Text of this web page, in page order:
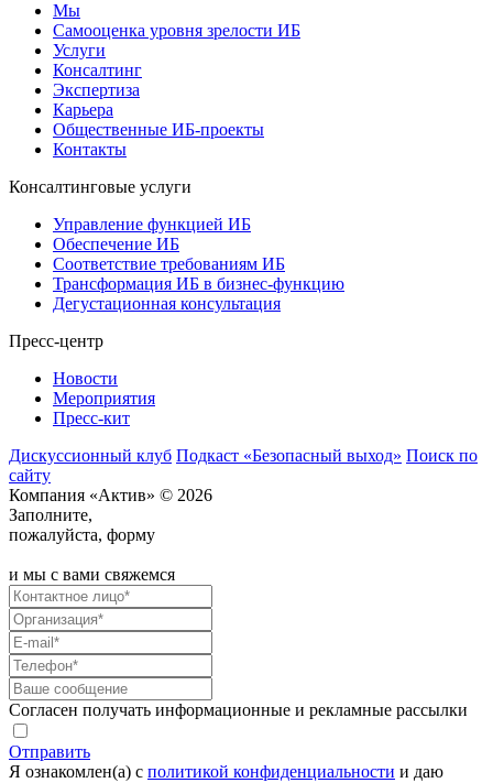
Мы
Самооценка уровня зрелости ИБ
Услуги
Консалтинг
Экспертиза
Карьера
Общественные ИБ-проекты
Контакты
Консалтинговые услуги
Управление функцией ИБ
Обеспечение ИБ
Соответствие требованиям ИБ
Трансформация ИБ в бизнес-функцию
Дегустационная консультация
Пресс-центр
Новости
Мероприятия
Пресс-кит
Дискуссионный клуб Подкаст «Безопасный выход» Поиск по
сайту
Компания «Актив» © 2026
Заполните,
пожалуйста, форму
и мы с вами свяжемся
Согласен получать информационные и рекламные рассылки
Отправить
Я ознакомлен(а) с политикой конфиденциальности и даю